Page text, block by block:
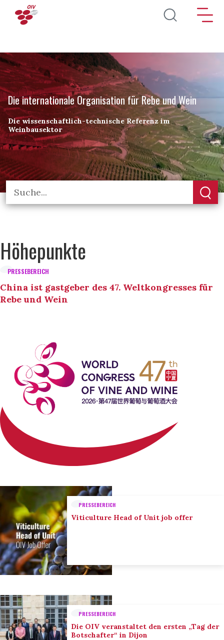
Direkt zum Inhalt
Die internationale Organisation für Rebe und Wein
Die wissenschaftlich-technische Referenz im
Weinbausektor
Höhepunkte
PRESSEBEREICH
China ist gastgeber des 47. Weltkongresses für
Rebe und Wein
PRESSEBEREICH
Viticulture Head of Unit job offer
PRESSEBEREICH
Die OIV veranstaltet den ersten „Tag der
Botschafter“ in Dijon